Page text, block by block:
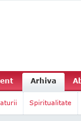
Arhiva
Spiritualitate